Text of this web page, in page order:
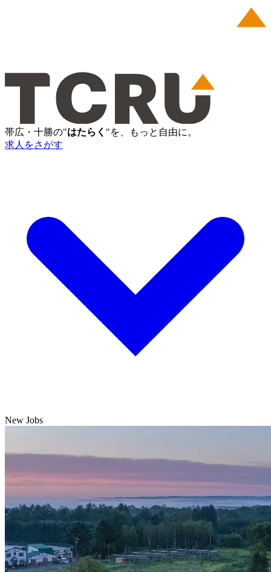
帯広・十勝の"はたらく "を、もっと自由に。
求人をさがす
New Jobs